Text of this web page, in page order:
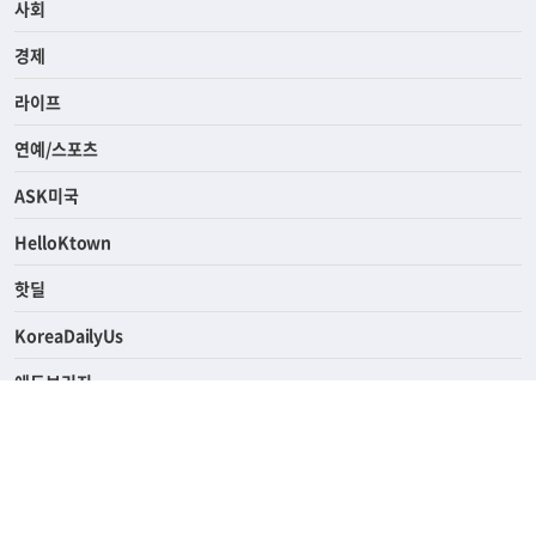
사회
경제
라이프
연예/스포츠
ASK미국
HelloKtown
핫딜
KoreaDailyUs
에듀브리지